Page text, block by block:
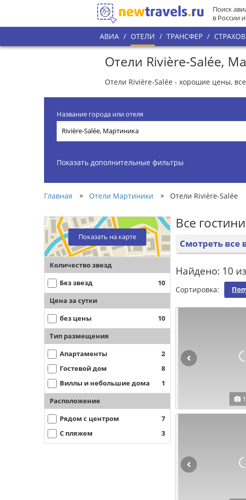
Поиск
в России
АВИА / ОТЕЛИ / ТРАНСФЕР /
Отели Rivière-Salée,
Отели Rivière-Salée - хорошие цены,
Название города или отеля
Показать дополнительные фильтры
Главная » Отели Мартиники » Отели Rivière-Salée
Показать на карте
Количество звезд
Без звезд 10
Цена за сутки
без цены 10
Тип размещения
Апартаменты
2
Гостевой дом
8
Виллы и небольшие дома
1
Расположение
Рядом с центром
7
С пляжем
3
Все
Смотреть все
Найдено: 10
Сортировка: